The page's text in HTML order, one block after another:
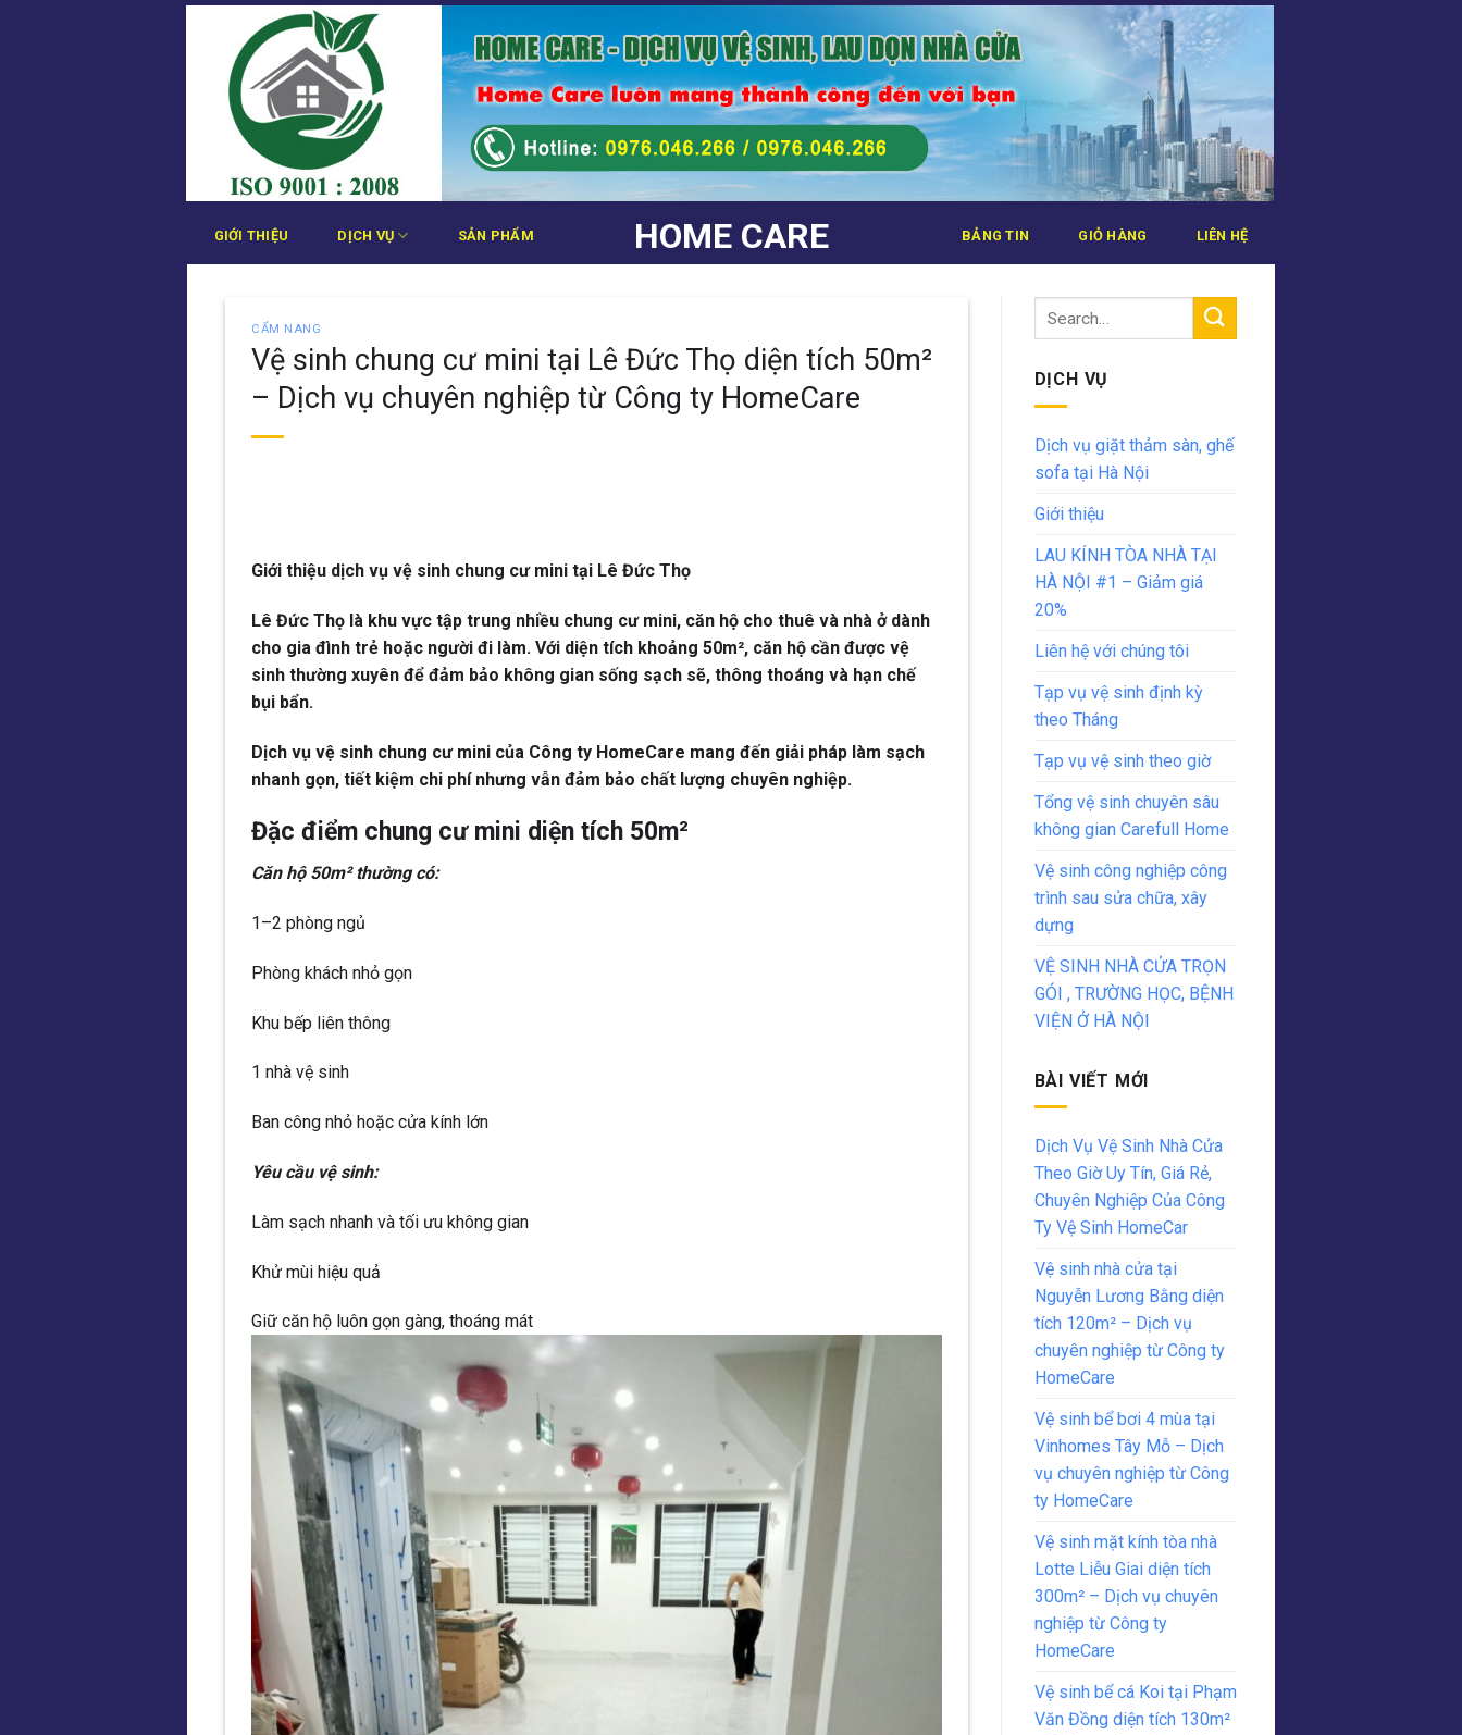
Bỏ
HOME CARE
GIỚI THIỆU DỊCH VỤ SẢN PHẨM BẢNG TIN GIỎ HÀNG LIÊN HỆ
CẨM NANG
Vệ sinh chung cư mini tại Lê Đức Thọ diện tích 50m²
– Dịch vụ chuyên nghiệp từ Công ty HomeCare
Giới thiệu dịch vụ vệ sinh chung cư mini tại Lê Đức Thọ
Lê Đức Thọ là khu vực tập trung nhiều chung cư mini, căn hộ cho thuê và nhà ở dành
cho gia đình trẻ hoặc người đi làm. Với diện tích khoảng 50m², căn hộ cần được vệ
sinh thường xuyên để đảm bảo không gian sống sạch sẽ, thông thoáng và hạn chế
bụi bẩn.
Dịch vụ vệ sinh chung cư mini của Công ty HomeCare mang đến giải pháp làm sạch
nhanh gọn, tiết kiệm chi phí nhưng vẫn đảm bảo chất lượng chuyên nghiệp.
Đặc điểm chung cư mini diện tích 50m²
Căn hộ 50m² thường có:
1–2 phòng ngủ
Phòng khách nhỏ gọn
Khu bếp liên thông
1 nhà vệ sinh
Ban công nhỏ hoặc cửa kính lớn
Yêu cầu vệ sinh:
Làm sạch nhanh và tối ưu không gian
Khử mùi hiệu quả
Giữ căn hộ luôn gọn gàng, thoáng mát
DỊCH VỤ
Dịch vụ giặt thảm sàn, ghế
sofa tại Hà Nội
Giới thiệu
LAU KÍNH TÒA NHÀ TẠI
HÀ NỘI #1 – Giảm giá
20%
Liên hệ với chúng tôi
Tạp vụ vệ sinh định kỳ
theo Tháng
Tạp vụ vệ sinh theo giờ
Tổng vệ sinh chuyên sâu
không gian Carefull Home
Vệ sinh công nghiệp công
trình sau sửa chữa, xây
dựng
VỆ SINH NHÀ CỬA TRỌN
GÓI , TRƯỜNG HỌC, BỆNH
VIỆN Ở HÀ NỘI
BÀI VIẾT MỚI
Dịch Vụ Vệ Sinh Nhà Cửa
Theo Giờ Uy Tín, Giá Rẻ,
Chuyên Nghiệp Của Công
Ty Vệ Sinh HomeCar
Vệ sinh nhà cửa tại
Nguyễn Lương Bằng diện
tích 120m² – Dịch vụ
chuyên nghiệp từ Công ty
HomeCare
Vệ sinh bể bơi 4 mùa tại
Vinhomes Tây Mỗ – Dịch
vụ chuyên nghiệp từ Công
ty HomeCare
Vệ sinh mặt kính tòa nhà
Lotte Liễu Giai diện tích
300m² – Dịch vụ chuyên
nghiệp từ Công ty
HomeCare
Vệ sinh bể cá Koi tại Phạm
Văn Đồng diện tích 130m²